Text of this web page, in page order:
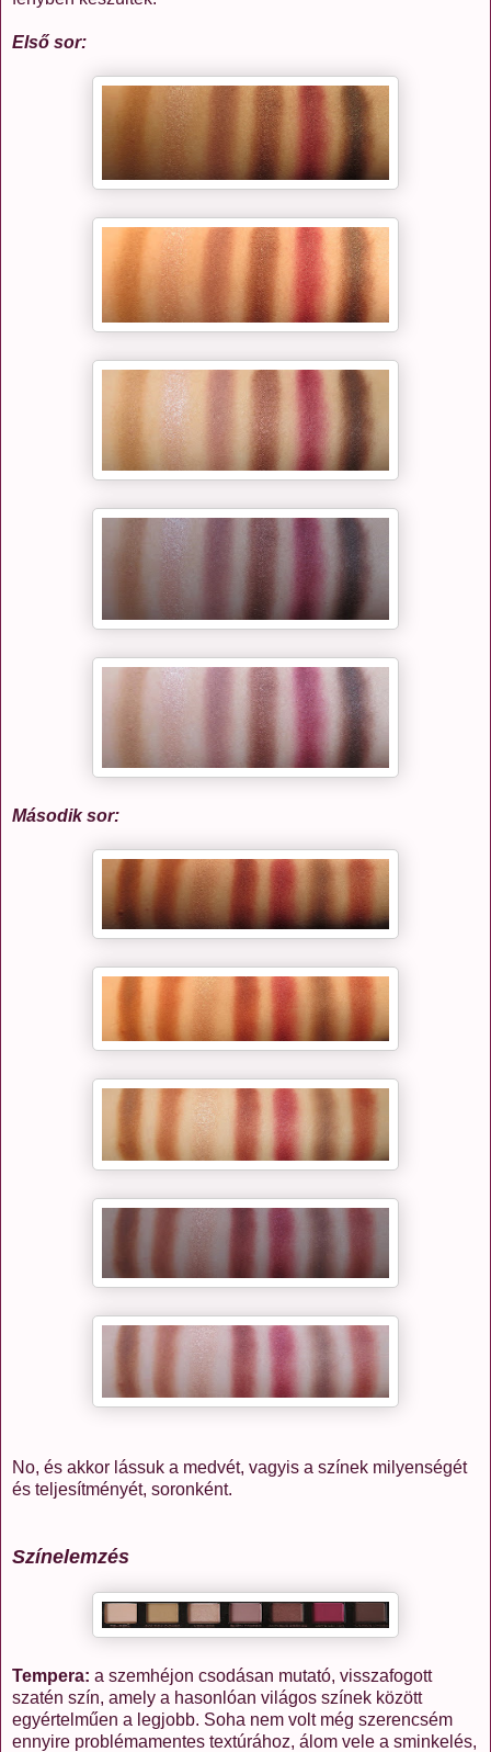
Első sor:
Második sor:
No, és akkor lássuk a medvét, vagyis a színek milyenségét
és teljesítményét, soronként.
Színelemzés
Tempera: a szemhéjon csodásan mutató, visszafogott
szatén szín, amely a hasonlóan világos színek között
egyértelműen a legjobb. Soha nem volt még szerencsém
ennyire problémamentes textúrához, álom vele a sminkelés,